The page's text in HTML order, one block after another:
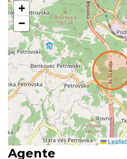
+
−
Leaflet
Agente